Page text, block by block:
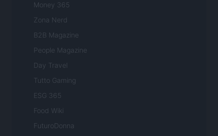
Money 365
Zona Nerd
B2B Magazine
People Magazine
Day Travel
Tutto Gaming
ESG 365
Food Wiki
FuturoDonna